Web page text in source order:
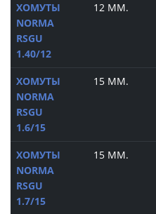
ХОМУТЫ
NORMA
RSGU
1.40/12
12 ММ.
ХОМУТЫ
NORMA
RSGU
1.6/15
15 ММ.
ХОМУТЫ
NORMA
RSGU
1.7/15
15 ММ.